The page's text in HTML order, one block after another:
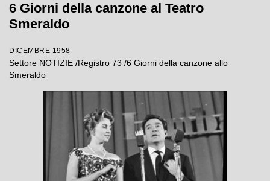
6 Giorni della canzone al Teatro
Smeraldo
DICEMBRE 1958
Settore NOTIZIE /Registro 73 /6 Giorni della canzone allo
Smeraldo